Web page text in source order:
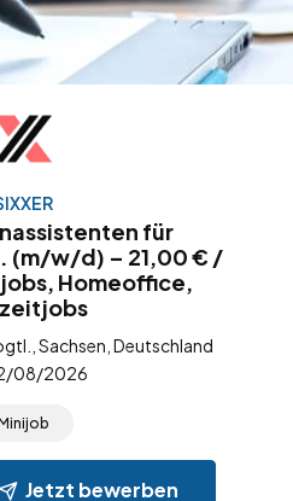
für
(m/w/d) – 21,00 € /
Homeoffice,
Sachsen, Deutschland
08/2026
Jetzt bewerben